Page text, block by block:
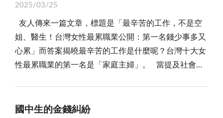
個計畫不僅成功保存了金門的歷史記憶，還增強了當地
居民對本土文化的認同和自豪感，為金門的社會發展提
供了源源不斷的文化動力。隨著計畫的深入推進，金門
的村史將繼續成為文化傳承和振興的重要資源，並在當
地社會的發展中發揮越來越重要的作用。
餐。整個過程充滿了儀式感，父母忙碌地準備食物，孩
聚會，大家都是透過直接接觸來分享彼此的生活和情
加深彼此之間的連繫。 沒有電腦或手機以前的日子，
欲不逾矩」，其實是多年練習後的「自動導航模式」，
當遠慮內化成直覺，當下便能自在流動。而老子強調的
「柔弱勝剛強」，則是教我們在緊繃時學會鬆手，因為
更多時候計畫是趕不上變化的，船到橋頭自然直，鬆手
思想看似對立，實則像太極的陰陽雙魚，儒家教我們在
或代寫取得的優勢，除了涉及道德與誠信問題，對孩子
的長遠發展是否真正有幫助，也是值得探討的問題。
筆者曾於美國求學，對比台灣的情況，發現學生申請
學校時確實會尋求專業人士協助撰寫讀書計畫與自傳等
之下，從無到有代寫的方式，不僅缺乏誠信，更可能讓
但其中一方未經他人同意便獨自註冊，其他共同創辦人
可依據《商標法》第63條主張「權利不當取得」，並在
5年內提出撤銷申請。換言之，如果Andy能夠證明自己
對「眾量級CROWD」的品牌經營、發展有實質貢獻，
意來源、品牌經營歷程、資金投入比例、商標申請人與
2025/03/25
友人傳來一篇文章，標題是「最辛苦的工作，不是空
姐、醫生！台灣女性最累職業公開：第一名錢少事多又
心累」而答案揭曉最辛苦的工作是什麼呢？台灣十大女
性最累職業的第一名是「家庭主婦」。 當提及社會上
可能伴隨著極大的風險與責任，所以大家會認為從事這
國中生的金錢糾紛